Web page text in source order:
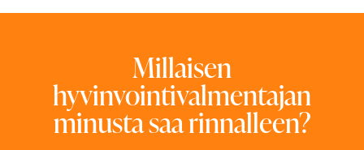
Millaisen
hyvinvointivalmentajan
minusta saa rinnalleen?